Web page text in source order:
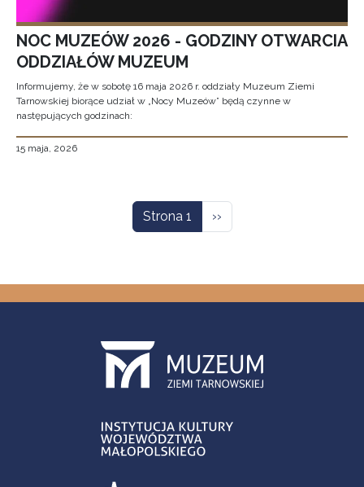
NOC MUZEÓW 2026 - GODZINY OTWARCIA
ODDZIAŁÓW MUZEUM
Informujemy, że w sobotę 16 maja 2026 r. oddziały Muzeum Ziemi
Tarnowskiej biorące udział w „Nocy Muzeów” będą czynne w
następujących godzinach:
15 maja, 2026
Strona 1 Następna strona
››